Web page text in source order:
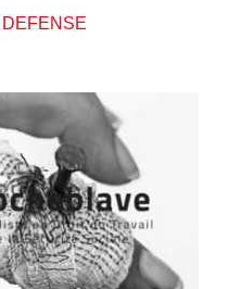
DEFENSE